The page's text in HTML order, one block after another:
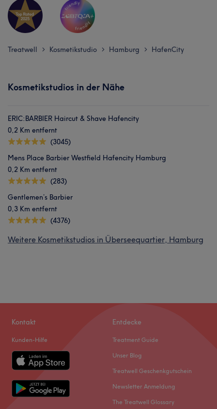
Was unsere Kunden über Melika sagen
Treatwell > Kosmetikstudio > Hamburg > HafenCity
Kosmetikstudios in der Nähe
ERIC:BARBIER Haircut & Shave Hafencity
0,2 Km entfernt
(3045)
Mens Place Barbier Westfield Hafencity Hamburg
0,2 Km entfernt
(283)
Gentlemen’s Barbier
0,3 Km entfernt
(4376)
Weitere Kosmetikstudios in Überseequartier, Hamburg
Kontakt
Kunden-Hilfe
Entdecke
Treatment Guide
Unser Blog
Treatwell Geschenkgutschein
Newsletter Anmeldung
The Treatwell Glossary